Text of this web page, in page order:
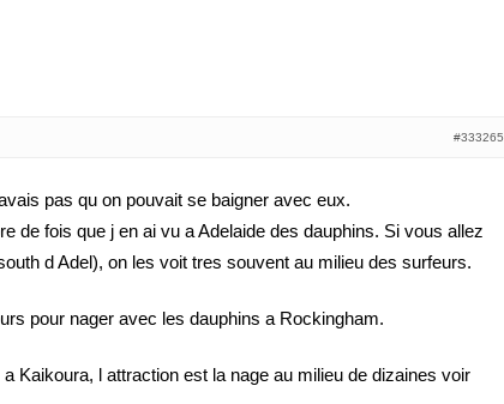
#333265
pas qu on pouvait se baigner avec eux.
de fois que j en ai vu a Adelaide des dauphins. Si vous allez
d Adel), on les voit tres souvent au milieu des surfeurs.
pour nager avec les dauphins a Rockingham.
Kaikoura, l attraction est la nage au milieu de dizaines voir